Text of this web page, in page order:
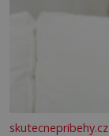
skutecnepribehy.cz